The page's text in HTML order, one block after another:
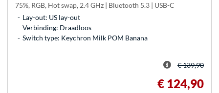
75%, RGB, Hot swap, 2.4 GHz | Bluetooth 5.3 | USB-C
Lay-out: US lay-out
Verbinding: Draadloos
Switch type: Keychron Milk POM Banana
€ 139,90
€ 124,90